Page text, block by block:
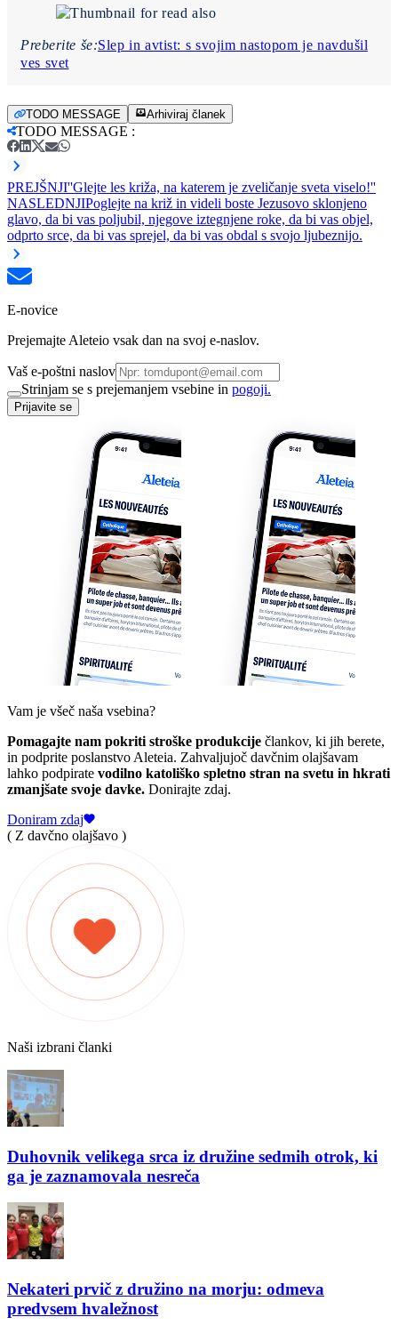
Preberite še:Slep in avtist: s svojim nastopom je navdušil
ves svet
TODO MESSAGE Arhiviraj članek
TODO MESSAGE :
PREJŠNJI''Glejte les križa, na katerem je zveličanje sveta viselo!''
NASLEDNJIPoglejte na križ in videli boste Jezusovo sklonjeno
glavo, da bi vas poljubil, njegove iztegnjene roke, da bi vas objel,
odprto srce, da bi vas sprejel, da bi vas obdal s svojo ljubeznijo.
E-novice
Prejemajte Aleteio vsak dan na svoj e-naslov.
Vaš e-poštni naslov
Strinjam se s prejemanjem vsebine in pogoji.
Prijavite se
Vam je všeč naša vsebina?
Pomagajte nam pokriti stroške produkcije člankov, ki jih berete,
in podprite poslanstvo Aleteia. Zahvaljujoč davčnim olajšavam
lahko podpirate vodilno katoliško spletno stran na svetu in hkrati
zmanjšate svoje davke. Donirajte zdaj.
Doniram zdaj
( Z davčno olajšavo )
Naši izbrani članki
Duhovnik velikega srca iz družine sedmih otrok, ki
ga je zaznamovala nesreča
Nekateri prvič z družino na morju: odmeva
predvsem hvaležnost